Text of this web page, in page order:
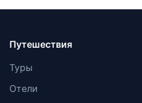
Путешествия
Туры
Отели